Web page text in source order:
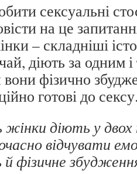
сексуальні
на це
– складніші
діють за одним
фізично
готові до
діють у двох
відчувати
й фізичне